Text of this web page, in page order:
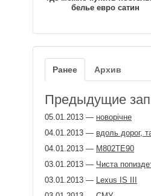
белье евро сатин
Ранее Архив
Предыдущие
05.01.2013 — новорiчне
04.01.2013 — вдоль дорог,
04.01.2013 — М802ТЕ90
03.01.2013 — Чиста
03.01.2013 — Lexus IS III